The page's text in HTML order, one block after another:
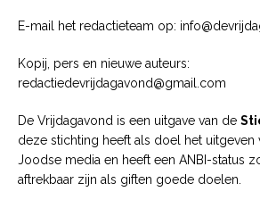
E-mail het redactieteam op:
Kopij, pers en nieuwe auteurs:
redactiedevrijdagavond@gmail.com
De Vrijdagavond is een uitgave van de
deze stichting heeft als doel het uitgeven
Joodse media en heeft een ANBI-status
aftrekbaar zijn als giften goede doelen.